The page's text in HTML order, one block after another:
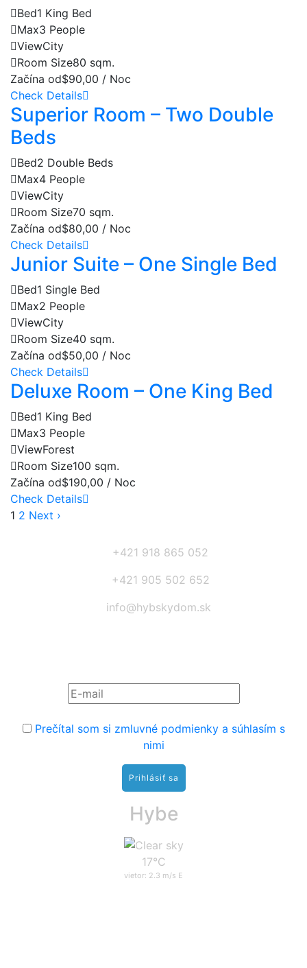
Bed1 King Bed
Max3 People
ViewCity
Room Size80 sqm.
Začína od$90,00 / Noc
Check Details
Superior Room – Two Double
Beds
Bed2 Double Beds
Max4 People
ViewCity
Room Size70 sqm.
Začína od$80,00 / Noc
Check Details
Junior Suite – One Single Bed
Bed1 Single Bed
Max2 People
ViewCity
Room Size40 sqm.
Začína od$50,00 / Noc
Check Details
Deluxe Room – One King Bed
Bed1 King Bed
Max3 People
ViewForest
Room Size100 sqm.
Začína od$190,00 / Noc
Check Details
1 2 Next ›
+421 918 865 052
+421 905 502 652
info@hybskydom.sk
Prečítal som si zmluvné podmienky a súhlasím s
nimi
Hybe
17°C
vietor: 2.3 m/s E